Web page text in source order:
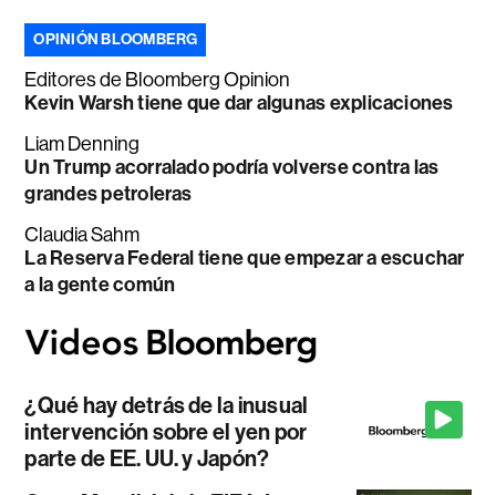
OPINIÓN BLOOMBERG
Editores de Bloomberg Opinion
Kevin Warsh tiene que dar algunas explicaciones
Liam Denning
Un Trump acorralado podría volverse contra las
grandes petroleras
Claudia Sahm
La Reserva Federal tiene que empezar a escuchar
a la gente común
¿Qué hay detrás de la inusual
intervención sobre el yen por
parte de EE. UU. y Japón?